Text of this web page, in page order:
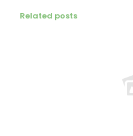
Related posts